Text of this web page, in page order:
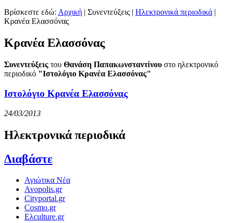
Βρίσκεστε εδώ: Αρχική | Συνεντεύξεις | Ηλεκτρονικά περιοδικά |
Κρανέα Ελασσόνας
Κρανέα Ελασσόνας
Συνεντεύξεις του Θανάση Παπακωνσταντίνου στο ηλεκτρονικό
περιοδικό "Ιστολόγιο Κρανέα Ελασσόνας"
Ιστολόγιο Κρανέα Ελασσόνας
24/03/2013
Ηλεκτρονικά περιοδικά
Διαβάστε
Αγιώτικα Νέα
Avopolis.gr
Cityportal.gr
Cosmo.gr
Ελculture.gr